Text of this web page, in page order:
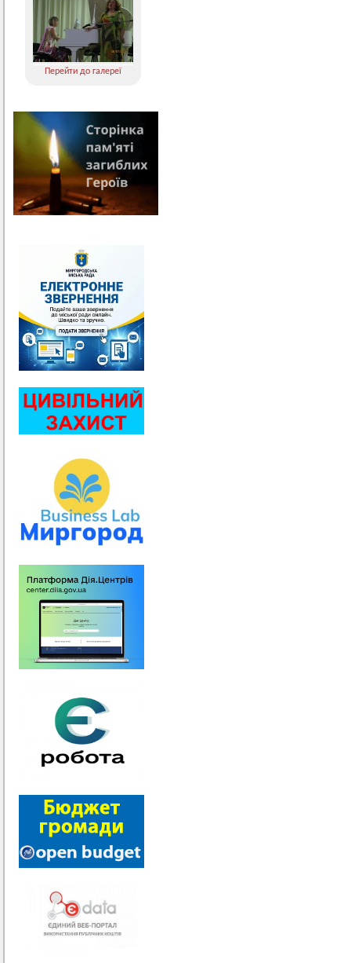
Перейти до галереї